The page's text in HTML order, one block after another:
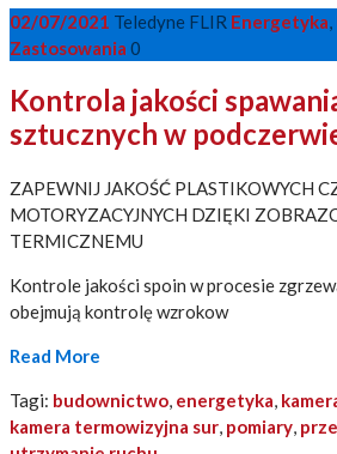
02/07/2021 Teledyne FLIR Energetyka
Zastosowania 0
Kontrola jakości
sztucznych w
ZAPEWNIJ JAKOŚĆ PLASTIKOWYCH
MOTORYZACYJNYCH DZIĘKI
TERMICZNEMU
Kontrole jakości spoin w procesie
obejmują kontrolę wzrokow
Read More
Tagi: budownictwo, energetyka,
kamera termowizyjna sur, pomiary,